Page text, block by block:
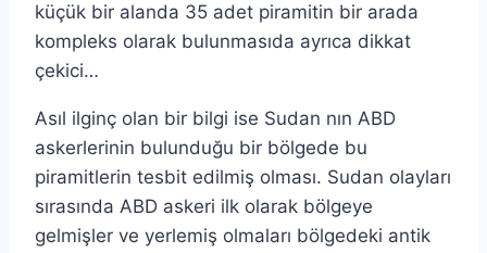
küçük bir alanda 35 adet piramitin bir arada
kompleks olarak bulunmasıda ayrıca dikkat
çekici…
Asıl ilginç olan bir bilgi ise Sudan nın ABD
askerlerinin bulunduğu bir bölgede bu
piramitlerin tesbit edilmiş olması. Sudan olayları
sırasında ABD askeri ilk olarak bölgeye
gelmişler ve yerlemiş olmaları bölgedeki antik